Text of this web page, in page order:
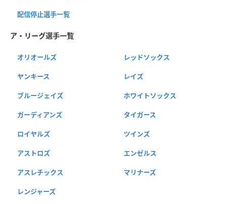
配信停止選手一覧
ア・リーグ選手一覧
オリオールズ レッドソックス
ヤンキース レイズ
ブルージェイズ ホワイトソックス
ガーディアンズ タイガース
ロイヤルズ ツインズ
アストロズ エンゼルス
アスレチックス マリナーズ
レンジャーズ